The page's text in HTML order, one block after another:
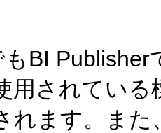
BI
用されてい
れます。ま